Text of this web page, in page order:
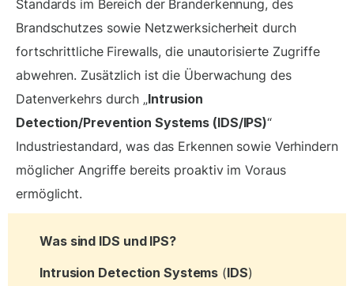
Standards im Bereich der Branderkennung, des
Brandschutzes sowie Netzwerksicherheit durch
fortschrittliche Firewalls, die unautorisierte Zugriffe
abwehren. Zusätzlich ist die Überwachung des
Datenverkehrs durch „Intrusion
Detection/Prevention Systems (IDS/IPS)“
Industriestandard, was das Erkennen sowie Verhindern
möglicher Angriffe bereits proaktiv im Voraus
ermöglicht.
Was sind IDS und IPS?
Intrusion Detection Systems (IDS)